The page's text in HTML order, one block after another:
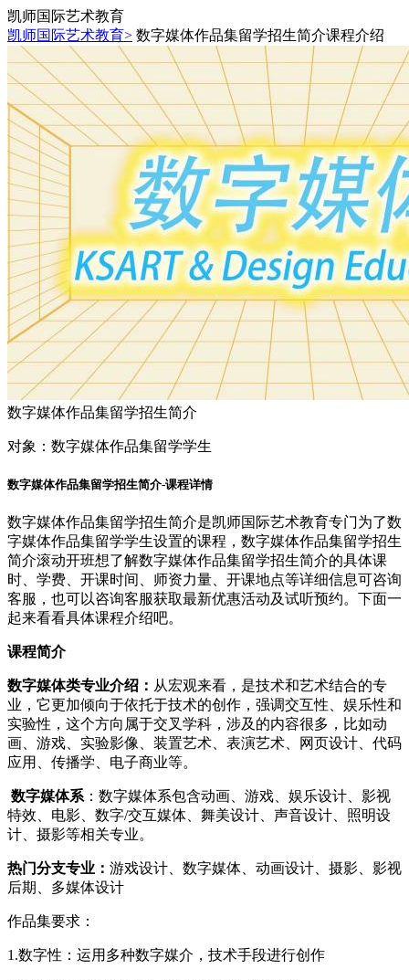
凯师国际艺术教育
凯师国际艺术教育> 数字媒体作品集留学招生简介课程介绍
数字媒体作品集留学招生简介
对象： 数字媒体作品集留学学生
数字媒体作品集留学招生简介-课程详情
数字媒体作品集留学招生简介是凯师国际艺术教育专门为了数
字媒体作品集留学学生设置的课程，数字媒体作品集留学招生
简介滚动开班想了解数字媒体作品集留学招生简介的具体课
时、学费、开课时间、师资力量、开课地点等详细信息可咨询
客服，也可以咨询客服获取最新优惠活动及试听预约。下面一
起来看看具体课程介绍吧。
课程简介
数字媒体类专业介绍： 从宏观来看，是技术和艺术结合的专
业，它更加倾向于依托于技术的创作，强调交互性、娱乐性和
实验性，这个方向属于交叉学科，涉及的内容很多，比如动
画、游戏、实验影像、装置艺术、表演艺术、网页设计、代码
应用、传播学、电子商业等。
数字媒体系 ：数字媒体系包含动画、游戏、娱乐设计、影视
特效、电影、数字/交互媒体、舞美设计、声音设计、照明设
计、摄影等相关专业。
热门分支专业： 游戏设计、数字媒体、动画设计、摄影、影视
后期、多媒体设计
作品集要求：
1.数字性：运用多种数字媒介，技术手段进行创作